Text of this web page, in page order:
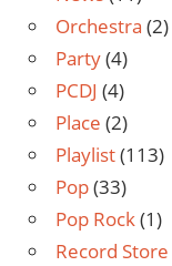
Orchestra (2)
Party(4)
PCDJ (4)
Place (2)
Playlist(113)
Pop(33)
Pop Rock(1)
Record Store